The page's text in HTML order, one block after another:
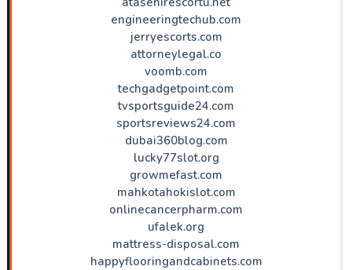
engineeringtechub.com
jerryescorts.com
attorneylegal.co
voomb.com
techgadgetpoint.com
tvsportsguide24.com
sportsreviews24.com
dubai360blog.com
lucky77slot.org
growmefast.com
mahkotahokislot.com
onlinecancerpharm.com
ufalek.org
mattress-disposal.com
happyflooringandcabinets.com